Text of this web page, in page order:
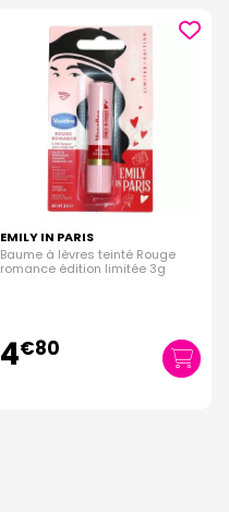
EMILY IN PARIS
Baume à lèvres teinté Rouge
romance édition limitée 3g
4€80